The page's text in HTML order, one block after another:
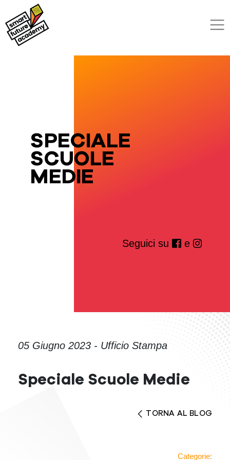
SPECIALE
SCUOLE
MEDIE
Seguici su e
05 Giugno 2023 - Ufficio Stampa
Speciale Scuole Medie
TORNA AL BLOG
Categorie: